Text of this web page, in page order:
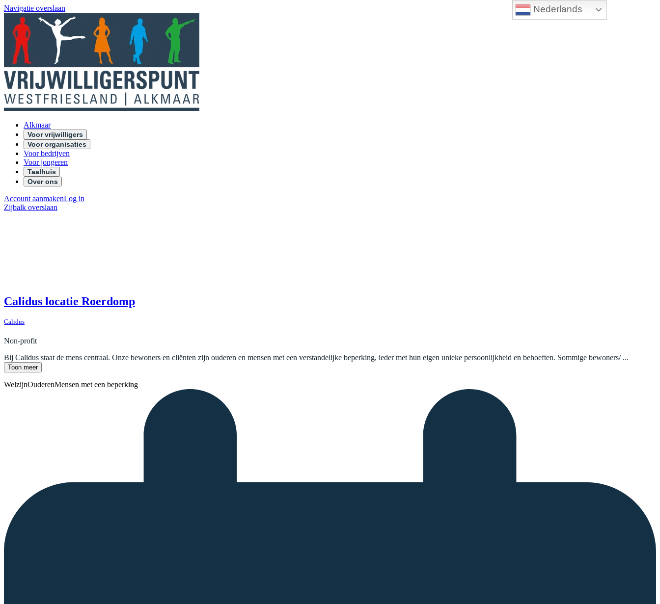
Nederlands
Navigatie overslaan
Alkmaar
Voor vrijwilligers
Voor organisaties
Voor bedrijven
Voor jongeren
Taalhuis
Over ons
Account aanmakenLog in
Zijbalk overslaan
Calidus locatie Roerdomp
Calidus
Non-profit
Bij Calidus staat de mens centraal. Onze bewoners en cliënten zijn ouderen en mensen met een verstandelijke beperking, ieder met hun eigen unieke persoonlijkheid en behoeften. Sommige bewoners/ ...
Toon meer
WelzijnOuderenMensen met een beperking